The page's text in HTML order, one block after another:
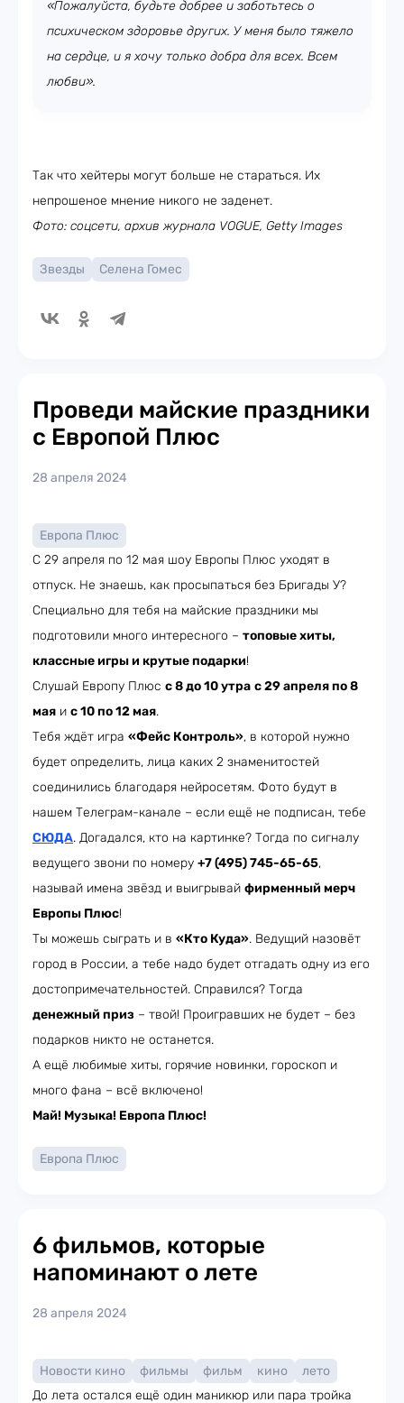
«Пожалуйста, будьте добрее и заботьтесь о
психическом здоровье других. У меня было тяжело
на сердце, и я хочу только добра для всех. Всем
любви».
Так что хейтеры могут больше не стараться. Их
непрошеное мнение никого не заденет.
Фото: соцсети, архив журнала VOGUE, Getty Images
Звезды Селена Гомес
Проведи майские праздники
с Европой Плюс
28 апреля 2024
Европа Плюс
С 29 апреля по 12 мая шоу Европы Плюс уходят в
отпуск. Не знаешь, как просыпаться без Бригады У?
Специально для тебя на майские праздники мы
подготовили много интересного – топовые хиты,
классные игры и крутые подарки!
Слушай Европу Плюс с 8 до 10 утра с 29 апреля по 8
мая и с 10 по 12 мая.
Тебя ждёт игра «Фейс Контроль», в которой нужно
будет определить, лица каких 2 знаменитостей
соединились благодаря нейросетям. Фото будут в
нашем Телеграм-канале – если ещё не подписан, тебе
СЮДА. Догадался, кто на картинке? Тогда по сигналу
ведущего звони по номеру +7 (495) 745-65-65,
называй имена звёзд и выигрывай фирменный мерч
Европы Плюс!
Ты можешь сыграть и в «Кто Куда». Ведущий назовёт
город в России, а тебе надо будет отгадать одну из его
достопримечательностей. Справился? Тогда
денежный приз – твой! Проигравших не будет – без
подарков никто не останется.
А ещё любимые хиты, горячие новинки, гороскоп и
много фана – всё включено!
Май! Музыка! Европа Плюс!
Европа Плюс
6 фильмов, которые
напоминают о лете
28 апреля 2024
Новости кино фильмы фильм кино
лето
До лета остался ещё один маникюр или пара тройка